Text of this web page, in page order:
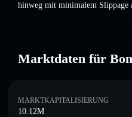
hinweg mit minimalem Slippage
Marktdaten für
MARKTKAPITALISIERUNG
10.12M